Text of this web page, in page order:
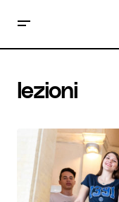
lezioni